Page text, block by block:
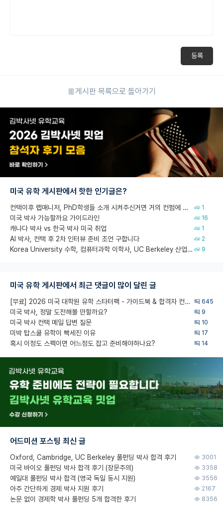
등록
게시판 목록으로 돌아가기
미국 유학 게시판에서 핫한 인기글은?
컨택이후 랩매니저, PhD학생들 소개 시켜주신거면 거의 컨펌에 가깝나요? 1
미국 박사 가능할까요 가이드라인 16
캐나다 박사 vs 한국 박사 미국 취업 1
AI 박사, 컨택 후 2차 인터뷰 준비 조언 구합니다 2
Korea University 수학, 컴퓨터과학 이학사, UC Berkeley 산업공학 대학원 공학박사가 되는 것은 쉽지 않겠죠? 9
미국 유학 게시판에서 최근 댓글이 많이 달린 글
[무료] 2026 미국 대학원 유학 스타터팩 - 가이드북 & 합격자 컨택메일 템플릿 645
미국 박사, 정말 도전해볼 만할까요? 9
미국 박사 컨택 메일 답변 질문 10
미박 탑스쿨 유학이 빡세진 이유 17
혹시 이정도 스펙이면 어느정도 잡고 준비해야하나요? 14
어드미션 포스팅 최신 글
Oxford, Cambridge, UC Berkeley 풀펀딩 박사 합격 후기 3001
미국 바이오 풀펀딩 박사 합격 후기 (장문주의) 3358
예일대 풀펀딩 박사 합격 (영국 독일 동시 지원) 3556
아주 간단하게 경제 박사 지원 후기 2167
논문 없이 경제학 박사 풀펀딩 5개 합격한 후기 8356